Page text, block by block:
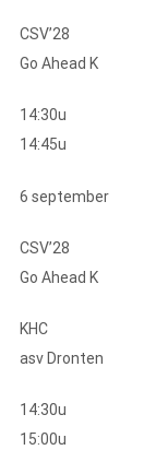
CSV’28
Go Ahead K
14:30u
14:45u
6 september
CSV’28
Go Ahead K
KHC
asv Dronten
14:30u
15:00u